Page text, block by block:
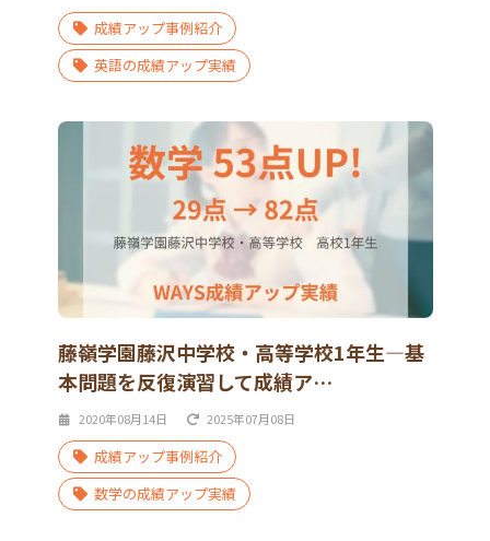
成績アップ事例紹介
英語の成績アップ実績
藤嶺学園藤沢中学校・高等学校1年生―基
本問題を反復演習して成績ア…
2020年08月14日 2025年07月08日
成績アップ事例紹介
数学の成績アップ実績